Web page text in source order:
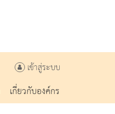
เข้าสู่ระบบ
เกี่ยวกับองค์กร